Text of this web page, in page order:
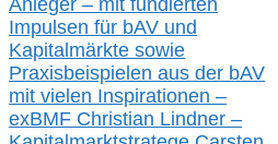
Anleger – mit fundierten
Impulsen für bAV und
Kapitalmärkte sowie
Praxisbeispielen aus der bAV
mit vielen Inspirationen –
exBMF Christian Lindner –